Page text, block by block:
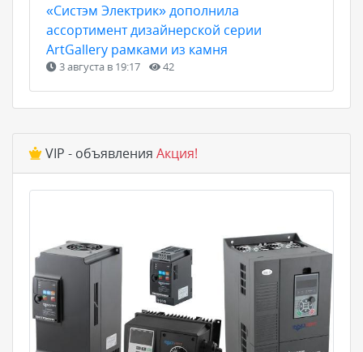
«Систэм Электрик» дополнила
ассортимент дизайнерской серии
ArtGallery рамками из камня
3 августа в 19:17 42
VIP - объявления Акция!